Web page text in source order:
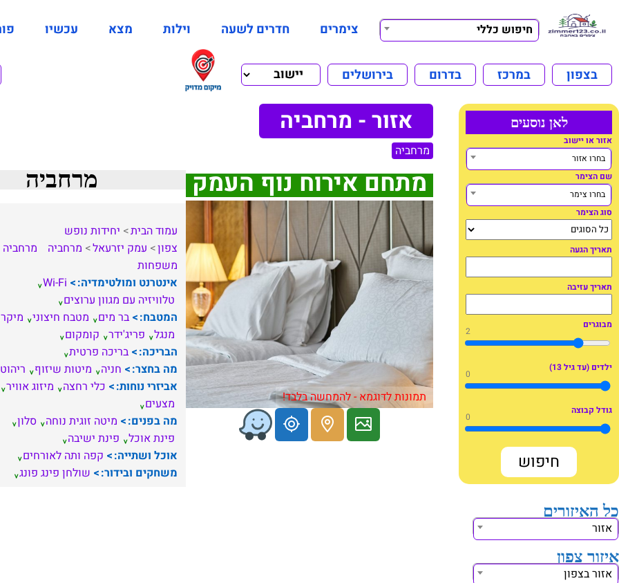
חיפוש כללי צימרים חדרים לשעה וילות מצא עכשיו
בצפון במרכז בדרום בירושלים
לאן נוסעים
אזור או יישוב
בחרו אזור
שם הצימר
בחרו צימר
סוג הצימר
תאריך הגעה
תאריך עזיבה
מבוגרים
2
ילדים (עד גיל 13)
0
גודל קבוצה
0
כל האיזורים
אזור
איזור צפון
אזור בצפון
אזור - מרחביה
מרחביה
מתחם אירוח נוף העמק
תמונות לדוגמא - להמחשה בלבד!
מרחביה
עמוד הבית
יחידות נופש
צפון
עמק יזרעאל מרחביה
מרחביה
משפחות
אינטרנט ומולטימדיה:
Wi-Fi
טלוויזיה עם מגוון ערוצים
המטבח:
בר מים מטבח חיצוני
מנגל פריג'ידר קומקום
הבריכה:
בריכה פרטית
מה בחצר:
חניה מיטות שיזוף
אביזרי נוחות:
כלי רחצה
מיזוג אוויר
מצעים
מה בפנים:
מיטה זוגית נוחה סלון
פינת אוכל פינת ישיבה
אוכל ושתייה:
קפה ותה לאורחים
משחקים ובידור:
שולחן פינג פונג